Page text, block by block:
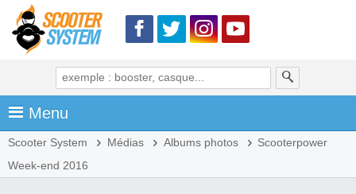
Menu
Scooter System Médias Albums photos
Scooterpower
Week-end 2016